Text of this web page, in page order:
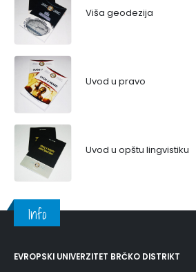
Viša geodezija
Uvod u pravo
Uvod u opštu lingvistiku
Info
EVROPSKI UNIVERZITET BRČKO DISTRIKT